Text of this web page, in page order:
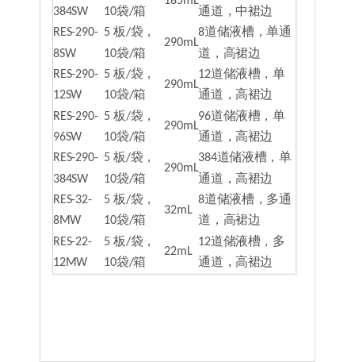
384SW 10袋/箱
通道，中裙边
RES-290-
8SW
5 板/袋，
10袋/箱
290mL
8道储液槽，单通
道，高裙边
RES-290-
12SW
5 板/袋，
10袋/箱
290mL
12道储液槽，单
通道，高裙边
RES-290-
96SW
5 板/袋，
10袋/箱
290mL
96道储液槽，单
通道，高裙边
RES-290-
384SW
5 板/袋，
10袋/箱
290mL
384道储液槽，单
通道，高裙边
RES-32-
8MW
5 板/袋，
10袋/箱
32mL
8道储液槽，多通
道，高裙边
RES-22-
12MW
5 板/袋，
10袋/箱
22mL
12道储液槽，多
通道，高裙边